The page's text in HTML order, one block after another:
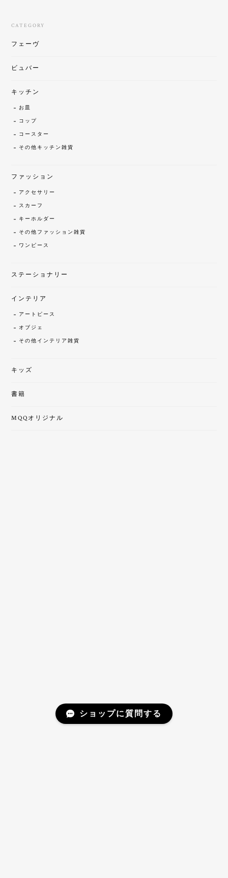
CATEGORY
フェーヴ
ビュバー
キッチン
お皿
コップ
コースター
その他キッチン雑貨
ファッション
アクセサリー
スカーフ
キーホルダー
その他ファッション雑貨
ワンピース
ステーショナリー
インテリア
アートピース
オブジェ
その他インテリア雑貨
キッズ
書籍
MQQオリジナル
ショップに質問する